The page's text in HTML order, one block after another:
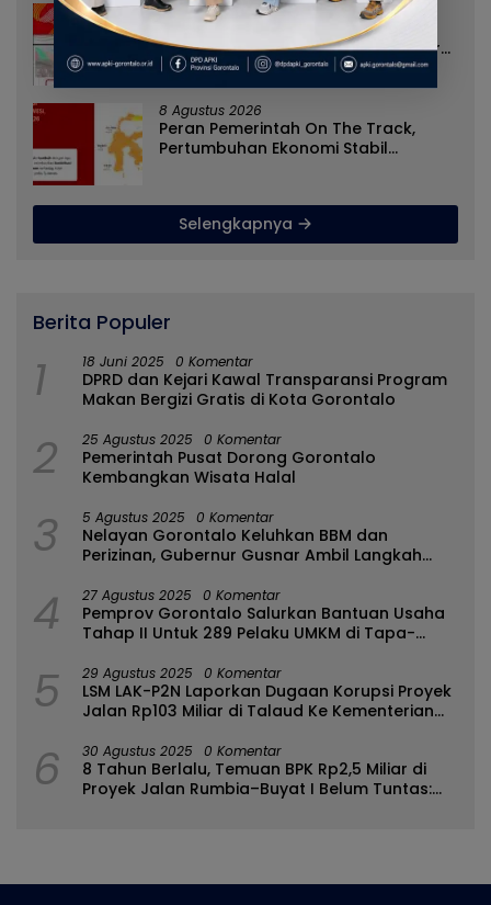
8 Agustus 2026
Nilai Tukar Petani Naik, Angka
Kemiskinan Turun, Program Gusnar-
Idah Jadi Penggerak Ekonomi Dan
Dinikmati Masyarakat
8 Agustus 2026
Peran Pemerintah On The Track,
Pertumbuhan Ekonomi Stabil
Selengkapnya
Berita Populer
1 18 Juni 2025 0 Komentar
DPRD dan Kejari Kawal Transparansi Program
Makan Bergizi Gratis di Kota Gorontalo
2 25 Agustus 2025 0 Komentar
Pemerintah Pusat Dorong Gorontalo
Kembangkan Wisata Halal
3 5 Agustus 2025 0 Komentar
Nelayan Gorontalo Keluhkan BBM dan
Perizinan, Gubernur Gusnar Ambil Langkah
4 27 Agustus 2025 0 Komentar
Pemprov Gorontalo Salurkan Bantuan Usaha
Tahap II Untuk 289 Pelaku UMKM di Tapa-
5 29 Agustus 2025 0 Komentar
LSM LAK-P2N Laporkan Dugaan Korupsi Proyek
Jalan Rp103 Miliar di Talaud Ke Kementerian
6 30 Agustus 2025 0 Komentar
8 Tahun Berlalu, Temuan BPK Rp2,5 Miliar di
Proyek Jalan Rumbia–Buyat I Belum Tuntas: